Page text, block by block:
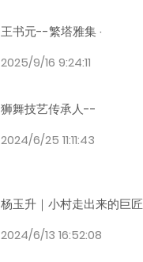
王书元--繁塔雅集 ·
2025/9/16 9:24:11
狮舞技艺传承人--
2024/6/25 11:11:43
杨玉升｜小村走出来的巨匠
2024/6/13 16:52:08